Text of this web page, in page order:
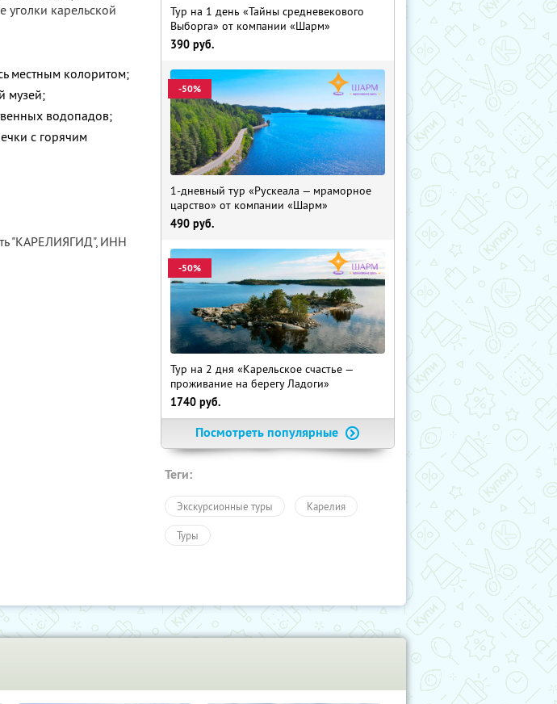
карельской
местным колоритом;
музей;
водопадов;
с горячим
"КАРЕЛИЯГИД", ИНН
Тур на 1 день «Тайны средневекового
Выборга» от компании «Шарм»
390 руб.
-50%
1-дневный тур «Рускеала — мраморное
царство» от компании «Шарм»
490 руб.
-50%
Тур на 2 дня «Карельское счастье —
проживание на берегу Ладоги»
1740 руб.
Посмотреть популярные
Теги:
Экскурсионные туры Карелия
Туры